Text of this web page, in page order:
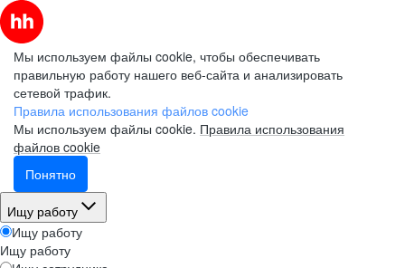
Мы используем файлы cookie, чтобы обеспечивать
правильную работу нашего веб-сайта и анализировать
сетевой трафик.
Правила использования файлов cookie
Мы используем файлы cookie. Правила использования
файлов cookie
Понятно
Ищу работу
Ищу работу
Ищу работу